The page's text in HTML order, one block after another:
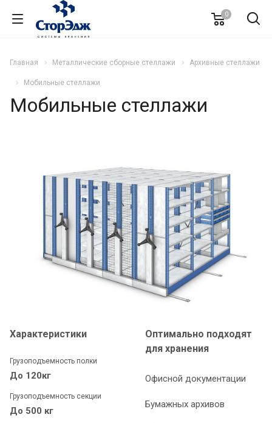
0
Главная Металлические сборные стеллажи Архивные стеллажи
Мобильные стеллажи
Мобильные стеллажи
Характеристики
Грузоподъемность полки
До 120кг
Грузоподъемность секции
До 500 кг
Оптимально подходят
для хранения
Офисной документации
Бумажных архивов